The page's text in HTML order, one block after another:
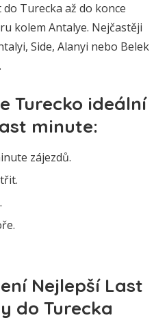
Turecka až do konce
kolem Antalye. Nejčastěji
Side, Alanyi nebo Belek
Turecko ideální
minute:
zájezdů.
Nejlepší Last
do Turecka